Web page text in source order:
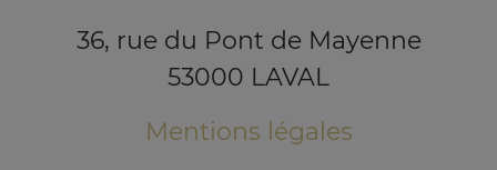
36, rue du Pont de Mayenne
53000 LAVAL
Mentions légales